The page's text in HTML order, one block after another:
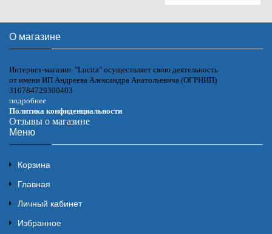
О магазине
Интернет-магазин "Lucita" осуществляет свою деятельность
от имени ИП Андреева Александра Анатольевича (ОГРНИП)
310784729300403
подробнее
Политика конфиденциальности
Отзывы о магазине
Меню
Корзина
Главная
Личный кабинет
Избранное